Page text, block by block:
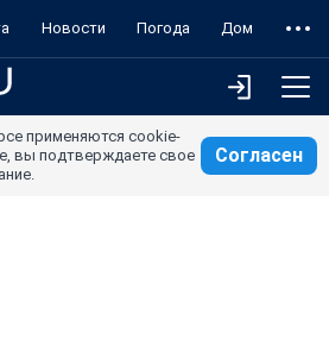
Новости Погода Дом
применяются cookie-
вы подтверждаете свое
Согласен